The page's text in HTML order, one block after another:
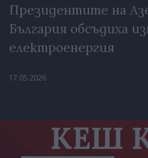
Президентите на
България обсъдиха
електроенергия
17.05.2026
КЕШ